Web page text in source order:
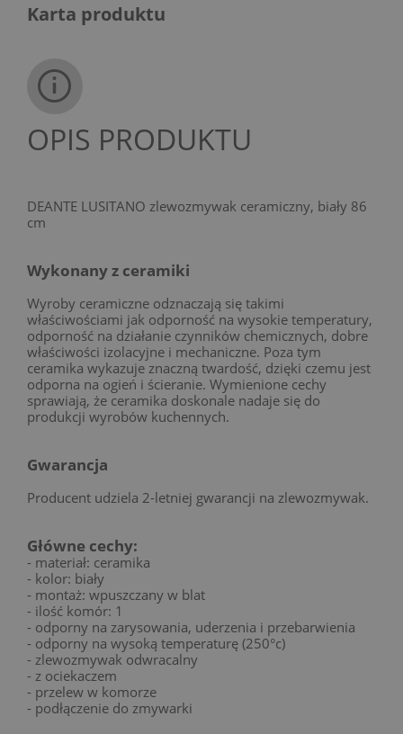
Karta produktu
OPIS PRODUKTU
DEANTE LUSITANO zlewozmywak ceramiczny, biały 86
cm
Wykonany z ceramiki
Wyroby ceramiczne odznaczają się takimi
właściwościami jak odporność na wysokie temperatury,
odporność na działanie czynników chemicznych, dobre
właściwości izolacyjne i mechaniczne. Poza tym
ceramika wykazuje znaczną twardość, dzięki czemu jest
odporna na ogień i ścieranie. Wymienione cechy
sprawiają, że ceramika doskonale nadaje się do
produkcji wyrobów kuchennych.
Gwarancja
Producent udziela 2-letniej gwarancji na zlewozmywak.
Główne cechy:
- materiał: ceramika
- kolor: biały
- montaż: wpuszczany w blat
- ilość komór: 1
- odporny na zarysowania, uderzenia i przebarwienia
- odporny na wysoką temperaturę (250°c)
- zlewozmywak odwracalny
- z ociekaczem
- przelew w komorze
- podłączenie do zmywarki